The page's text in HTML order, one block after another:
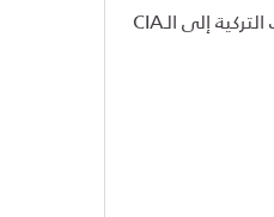
رسالة من الاستخبارات التركية إلى الـCIA